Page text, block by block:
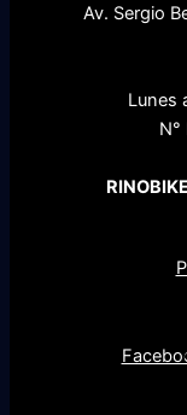
Av. Sergio
Lunes